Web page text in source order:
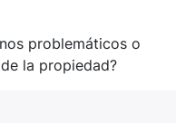
problemáticos o
la propiedad?